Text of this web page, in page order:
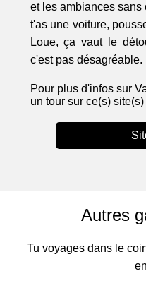
et les ambiances sans
t'as une voiture,
Loue, ça vaut le
c'est pas désagréable.
Pour plus d'infos sur
un tour sur ce(s) site(s)
Autres
Tu voyages dans le